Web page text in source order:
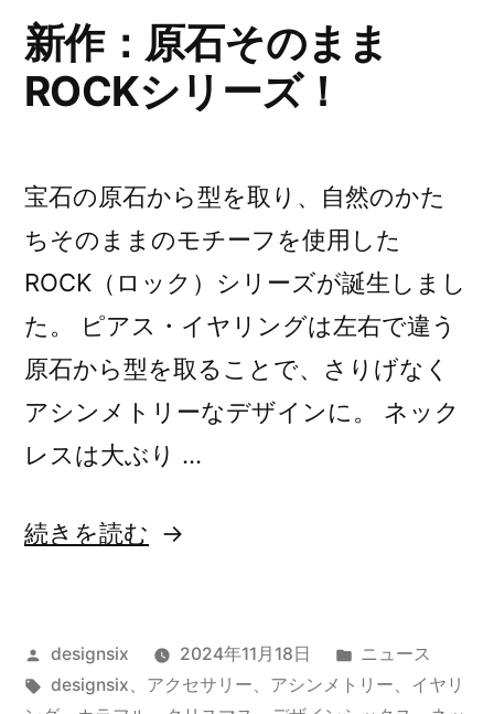
色
登
場！”
新作：原石そのまま
ROCKシリーズ！
宝石の原石から型を取り、自然のかた
ちそのままのモチーフを使用した
ROCK（ロック）シリーズが誕生しまし
た。 ピアス・イヤリングは左右で違う
原石から型を取ることで、さりげなく
アシンメトリーなデザインに。 ネック
レスは大ぶり …
“新
石
そ
続きを読む
投
稿
designsix 2024年11月18日
カ
テ
ニュース
タ
designsix、 アクセサリー、 アシンメトリー、 イヤリ